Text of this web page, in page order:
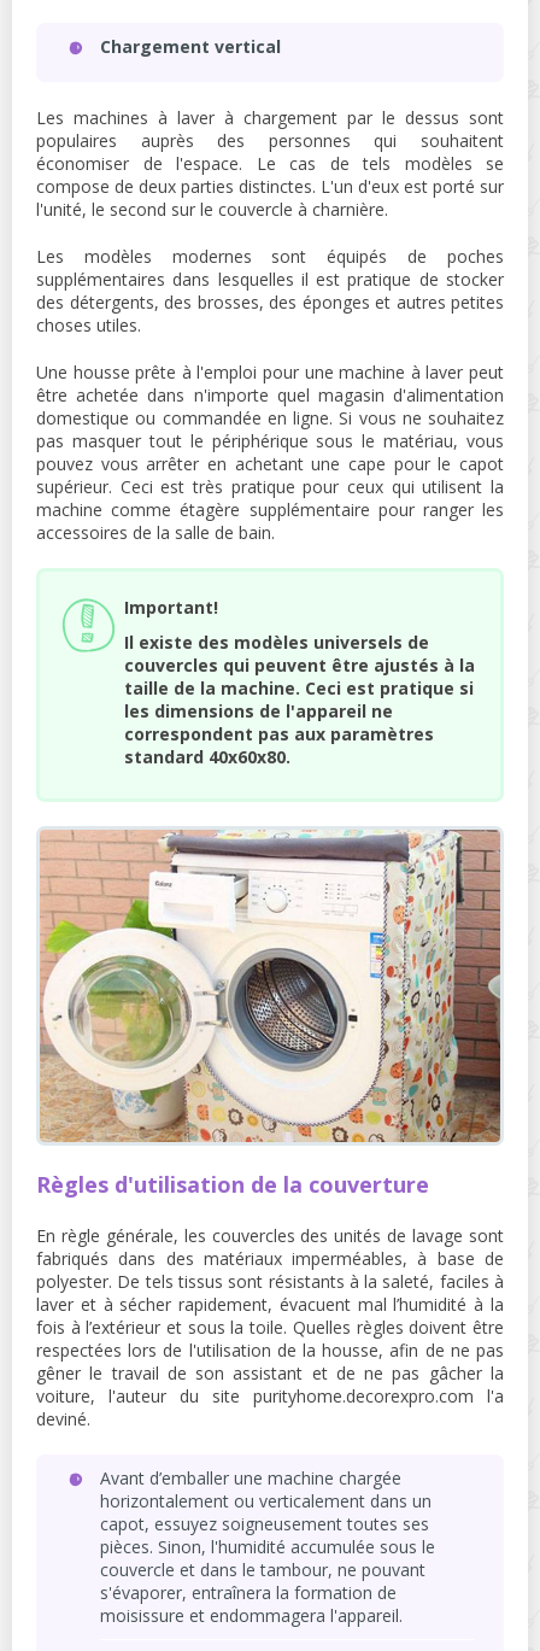
Chargement vertical
Les machines à laver à chargement par le dessus sont
populaires auprès des personnes qui souhaitent
économiser de l'espace. Le cas de tels modèles se
compose de deux parties distinctes. L'un d'eux est porté sur
l'unité, le second sur le couvercle à charnière.
Les modèles modernes sont équipés de poches
supplémentaires dans lesquelles il est pratique de stocker
des détergents, des brosses, des éponges et autres petites
choses utiles.
Une housse prête à l'emploi pour une machine à laver peut
être achetée dans n'importe quel magasin d'alimentation
domestique ou commandée en ligne. Si vous ne souhaitez
pas masquer tout le périphérique sous le matériau, vous
pouvez vous arrêter en achetant une cape pour le capot
supérieur. Ceci est très pratique pour ceux qui utilisent la
machine comme étagère supplémentaire pour ranger les
accessoires de la salle de bain.
Important!
Il existe des modèles universels de
couvercles qui peuvent être ajustés à la
taille de la machine. Ceci est pratique si
les dimensions de l'appareil ne
correspondent pas aux paramètres
standard 40x60x80.
Règles d'utilisation de la couverture
En règle générale, les couvercles des unités de lavage sont
fabriqués dans des matériaux imperméables, à base de
polyester. De tels tissus sont résistants à la saleté, faciles à
laver et à sécher rapidement, évacuent mal l’humidité à la
fois à l’extérieur et sous la toile. Quelles règles doivent être
respectées lors de l'utilisation de la housse, afin de ne pas
gêner le travail de son assistant et de ne pas gâcher la
voiture, l'auteur du site purityhome.decorexpro.com l'a
deviné.
Avant d’emballer une machine chargée
horizontalement ou verticalement dans un
capot, essuyez soigneusement toutes ses
pièces. Sinon, l'humidité accumulée sous le
couvercle et dans le tambour, ne pouvant
s'évaporer, entraînera la formation de
moisissure et endommagera l'appareil.